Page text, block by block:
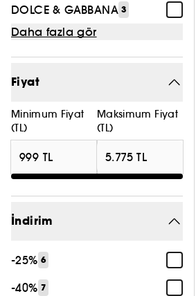
DOLCE & GABBANA 3
Daha fazla gör
Fiyat
Minimum Fiyat
(TL)
Maksimum Fiyat
(TL)
İndirim
-25% 6
-40% 7